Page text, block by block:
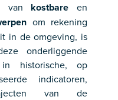
van kostbare en
om rekening
in de omgeving, is
onderliggende
historische, op
indicatoren,
van de